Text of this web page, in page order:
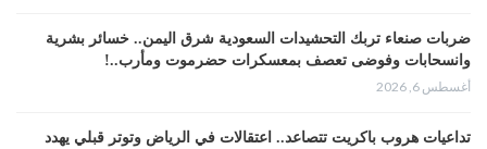
ضربات صنعاء تربك التحشيدات السعودية شرق اليمن.. خسائر بشرية
وانسحابات وفوضى تعصف بمعسكرات حضرموت ومأرب..!
أغسطس 6, 2026
تداعيات هروب باكريت تتصاعد.. اعتقالات في الرياض وتوتر قبلي يهدد